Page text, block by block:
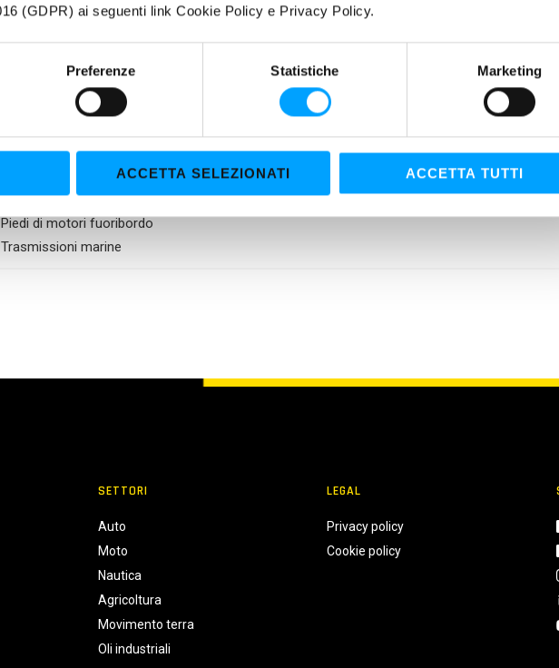
(GDPR) ai seguenti link Cookie Policy e Privacy Policy.
Preferenze Statistiche Marketing
ACCETTA SELEZIONATI ACCETTA TUTTI
una zona di Molecole Polari più le molecole di Fullerene C60 come meccanismo di
caratteristiche anti-attrito, antiusura e antischiuma, consentono un’ottimale
meccanici anche nelle più gravose condizioni d’impiego, esaltando le prestazioni
morbidi e precisi. Le straordinarie caratteristiche E.P. (Estreme Pressioni) lo rendono adatto
ipoide anche se soggetti a forti carichi e operanti in severe condizioni di esercizio.
Ingranaggi dei gruppi poppieri
Piedi di motori fuoribordo
Trasmissioni marine
SETTORI
Auto
Moto
Nautica
Agricoltura
Movimento terra
Oli industriali
LEGAL
Privacy policy
Cookie policy